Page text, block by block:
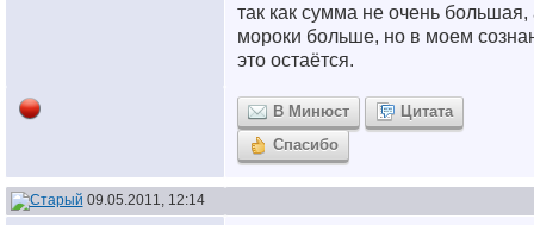
так как сумма не очень большая,
мороки больше, но в моем
это остаётся.
В Минюст
Цитата
Спасибо
09.05.2011, 12:14